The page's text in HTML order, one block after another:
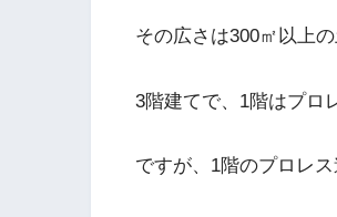
その広さは300㎡以上
3階建てで、1階はプロ
ですが、1階のプロレ